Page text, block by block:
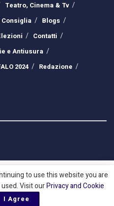
Teatro, Cinema & Tv
Consiglia
Blogs
Contatti
e Antiusura
2024
Redazione
to use this website you are
Visit ourPrivacy and Cookie
I Agree